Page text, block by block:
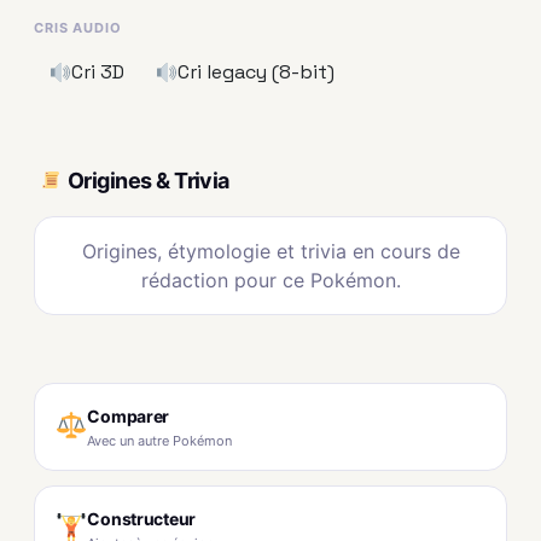
CRIS AUDIO
Cri 3D Cri legacy (8-bit)
Origines & Trivia
Origines, étymologie et trivia en cours de
rédaction pour ce Pokémon.
Comparer
Avec un autre Pokémon
Constructeur